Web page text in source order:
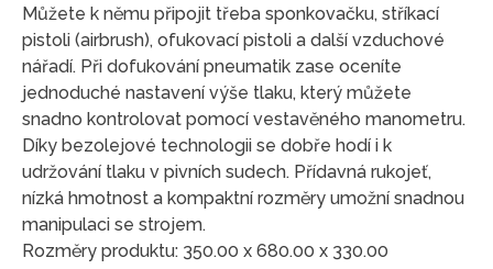
Můžete k němu připojit třeba sponkovačku, stříkací
pistoli (airbrush), ofukovací pistoli a další vzduchové
nářadí. Při dofukování pneumatik zase oceníte
jednoduché nastavení výše tlaku, který můžete
snadno kontrolovat pomocí vestavěného manometru.
Díky bezolejové technologii se dobře hodí i k
udržování tlaku v pivních sudech. Přídavná rukojeť,
nízká hmotnost a kompaktní rozměry umožní snadnou
manipulaci se strojem.
Rozměry produktu: 350.00 x 680.00 x 330.00